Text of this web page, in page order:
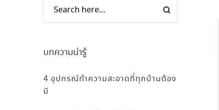
บทความน่ารู้
4 อุปกรณ์ทำความสะอาดที่ทุกบ้านต้อง
มี